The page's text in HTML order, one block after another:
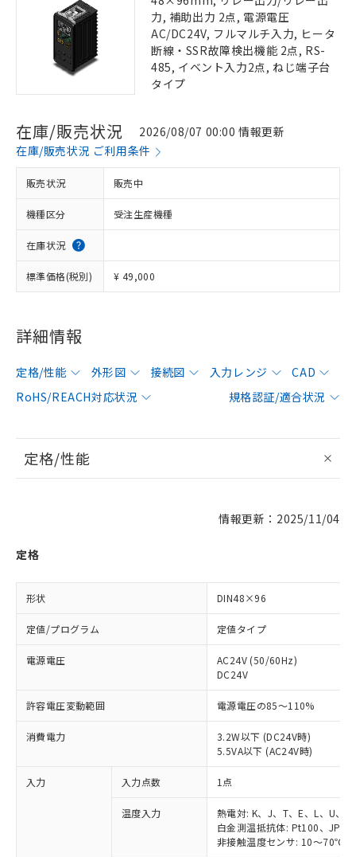
力, 補助出力 2点, 電源電圧
AC/DC24V, フルマルチ入力, ヒータ
断線・SSR故障検出機能 2点, RS-
485, イベント入力2点, ねじ端子台
タイプ
在庫/販売状況
2026/08/07 00:00 情報更新
在庫/販売状況 ご利用条件
販売状況 販売中
機種区分 受注生産機種
在庫状況
標準価格(税別) ¥ 49,000
詳細情報
定格/性能 外形図 接続図 入力レンジ
CAD
RoHS/REACH対応状況
規格認証/適合状況
定格/性能
情報更新：2025/11/04
定格
形状 DIN48×96
定値/プログラム 定値タイプ
電源電圧
AC24V (50/60Hz)
DC24V
許容電圧変動範囲 電源電圧の85～110%
消費電力
3.2W以下 (DC24V時)
5.5VA以下 (AC24V時)
入力 入力点数 1点
温度入力
熱電対: K、J、T、E、L、U、
白金測温抵抗体: Pt100、
非接触温度センサ: 10～70℃